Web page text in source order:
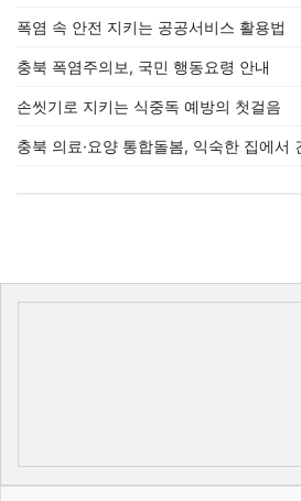
폭염 속 안전 지키는 공공서비스 활용법
충북 폭염주의보, 국민 행동요령 안내
손씻기로 지키는 식중독 예방의 첫걸음
충북 의료·요양 통합돌봄, 익숙한 집에서